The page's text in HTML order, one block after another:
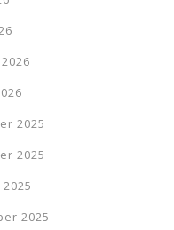
2025
2025
2025